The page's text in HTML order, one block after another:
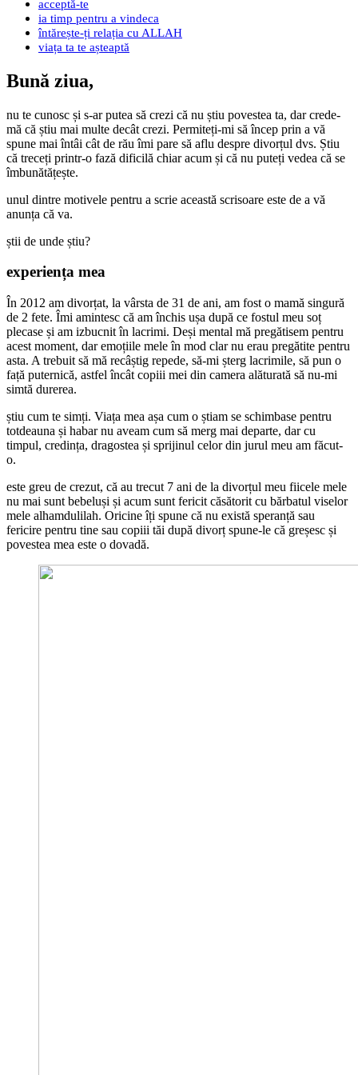
acceptă-te
ia timp pentru a vindeca
întărește-ți relația cu ALLAH
viața ta te așteaptă
Bună ziua,
nu te cunosc și s-ar putea să crezi că nu știu povestea ta, dar crede-
mă că știu mai multe decât crezi. Permiteți-mi să încep prin a vă
spune mai întâi cât de rău îmi pare să aflu despre divorțul dvs. Știu
că treceți printr-o fază dificilă chiar acum și că nu puteți vedea că se
îmbunătățește.
unul dintre motivele pentru a scrie această scrisoare este de a vă
anunța că va.
știi de unde știu?
experiența mea
În 2012 am divorțat, la vârsta de 31 de ani, am fost o mamă singură
de 2 fete. Îmi amintesc că am închis ușa după ce fostul meu soț
plecase și am izbucnit în lacrimi. Deși mental mă pregătisem pentru
acest moment, dar emoțiile mele în mod clar nu erau pregătite pentru
asta. A trebuit să mă recâștig repede, să-mi șterg lacrimile, să pun o
față puternică, astfel încât copiii mei din camera alăturată să nu-mi
simtă durerea.
știu cum te simți. Viața mea așa cum o știam se schimbase pentru
totdeauna și habar nu aveam cum să merg mai departe, dar cu
timpul, credința, dragostea și sprijinul celor din jurul meu am făcut-
o.
este greu de crezut, că au trecut 7 ani de la divorțul meu fiicele mele
nu mai sunt bebeluși și acum sunt fericit căsătorit cu bărbatul viselor
mele alhamdulilah. Oricine îți spune că nu există speranță sau
fericire pentru tine sau copiii tăi după divorț spune-le că greșesc și
povestea mea este o dovadă.